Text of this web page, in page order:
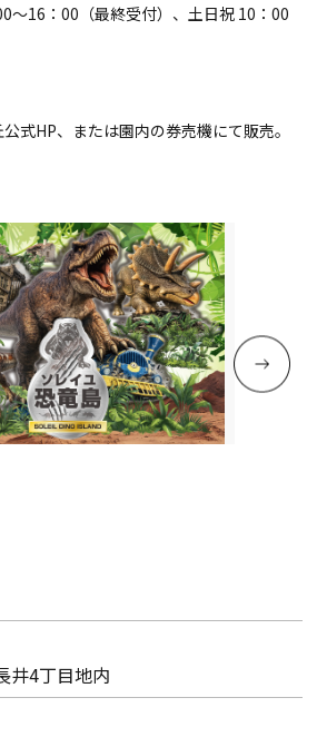
～16：00（最終受付）、土日祝 10：00
式HP、または園内の券売機にて販売。
井4丁目地内